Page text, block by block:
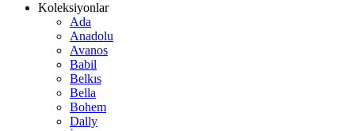
Koleksiyonlar
Ada
Anadolu
Avanos
Babil
Belkıs
Bella
Bohem
Dally